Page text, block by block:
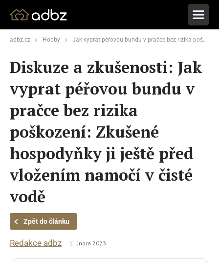
adbz.cz Hobby Jak vyprat péřovou bundu v pračce bez rizika poškození: Zkušené hospodyňky ji ještě před vložením namočí v čisté vodě
Diskuze a zkušenosti: Jak
vyprat péřovou bundu v
pračce bez rizika
poškození: Zkušené
hospodyňky ji ještě před
vložením namočí v čisté
vodě
Zpět do článku
Redakce adbz 1. února 2023